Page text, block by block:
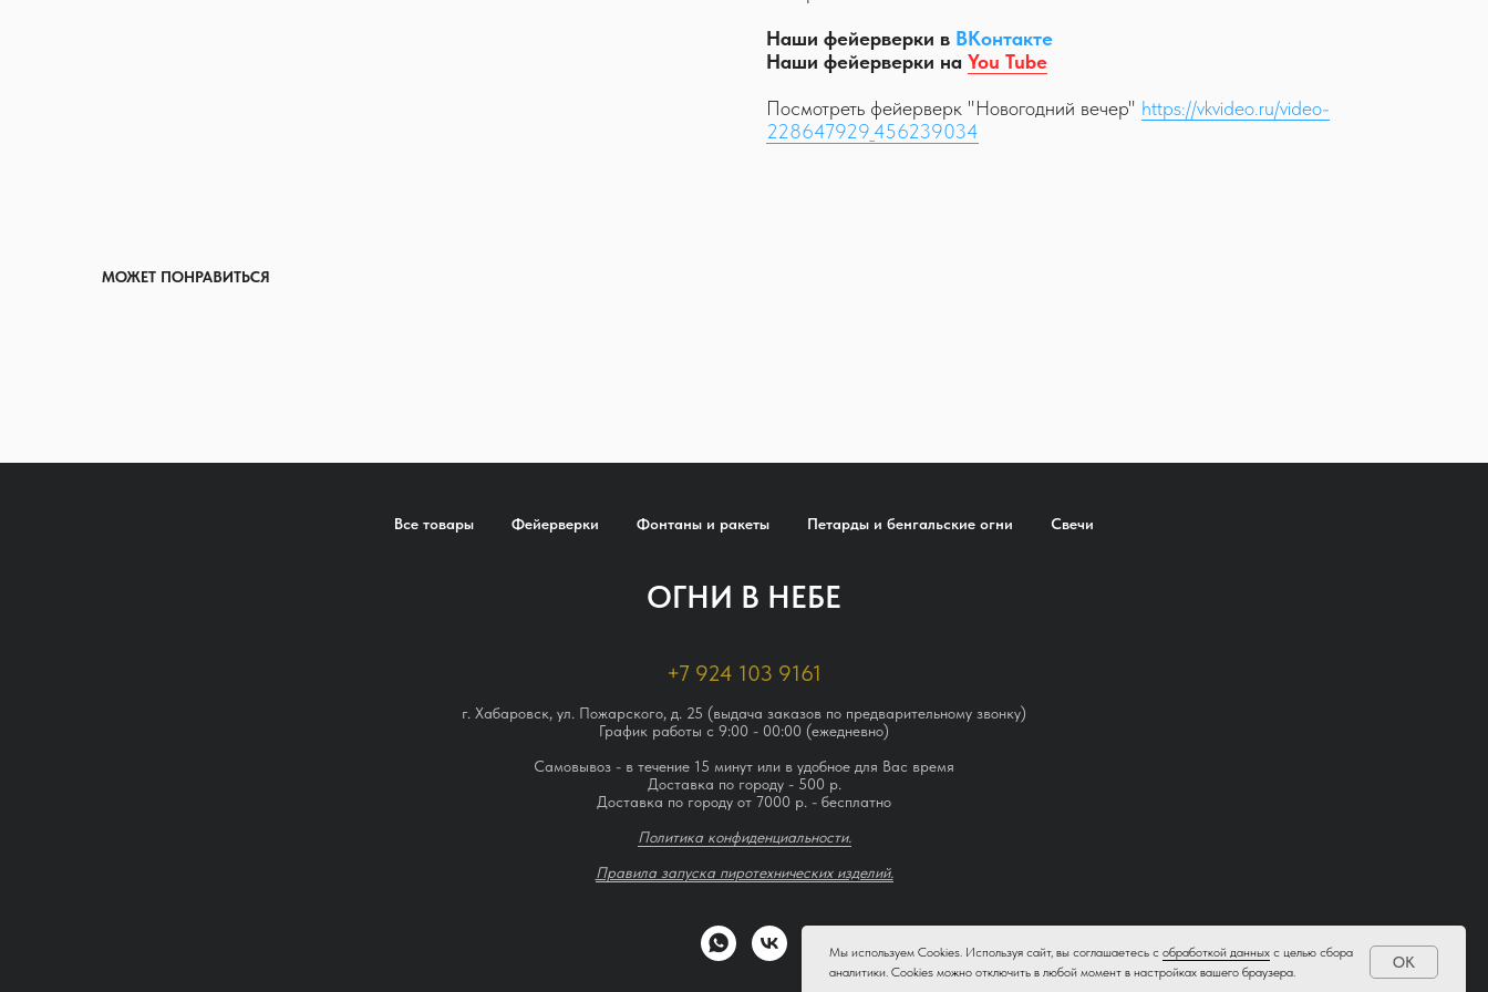
Наши фейерверки в ВКонтакте
Наши фейерверки на You Tube
Посмотреть фейерверк "Новогодний вечер" https://vkvideo.ru/video-
228647929_456239034
МОЖЕТ ПОНРАВИТЬСЯ
Все товары Фейерверки Фонтаны и ракеты Петарды и бенгальские огни Свечи
ОГНИ В НЕБЕ
+7 924 103 9161
г. Хабаровск, ул. Пожарского, д. 25 (выдача заказов по предварительному звонку)
График работы с 9:00 - 00:00 (ежедневно)
Самовывоз - в течение 15 минут или в удобное для Вас время
Доставка по городу - 500 р.
Доставка по городу от 7000 р. - бесплатно
Политика конфиденциальности.
Правила запуска пиротехнических изделий.
Мы используем Cookies. Используя сайт, вы соглашаетесь с обработкой данных с целью сбора
аналитики. Cookies можно отключить в любой момент в настройках вашего браузера.
OK